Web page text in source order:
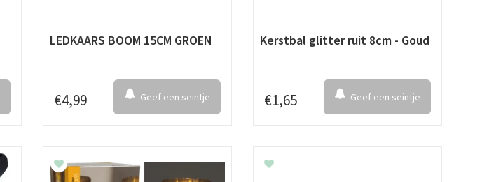
LEDKAARS BOOM 15CM GROEN
€4,99 Geef een seintje
Kerstbal glitter ruit 8cm - Goud
€1,65 Geef een seintje